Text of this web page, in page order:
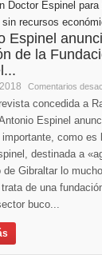
Espinel
de la
Comentarios
concedida a
Espinel
como es
destinada a
de Gibraltar lo
de una
buco...